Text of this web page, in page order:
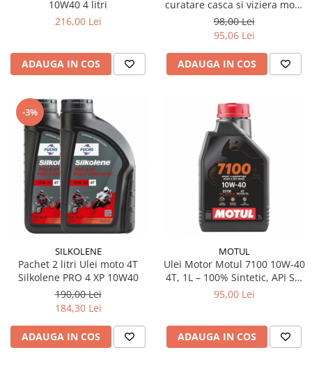
10W40 4 litri
216,00 Lei
ADAUGA IN COS
curatare casca si viziera moto
250 ml
98,00 Lei
95,06 Lei
ADAUGA IN COS
-3%
SILKOLENE
Pachet 2 litri Ulei moto 4T
Silkolene PRO 4 XP 10W40
190,00 Lei
184,30 Lei
ADAUGA IN COS
MOTUL
Ulei Motor Motul 7100 10W-40
4T, 1L – 100% Sintetic, API SP,
JASO MA2 (2023)
95,00 Lei
ADAUGA IN COS